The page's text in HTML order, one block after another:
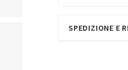
SPEDIZIONE E